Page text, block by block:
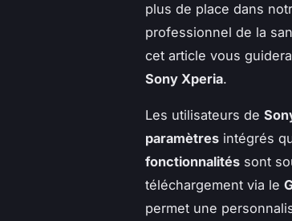
plus de place dans
professionnel de la
cet article vous
Sony Xperia.
Les utilisateurs de
paramètres intégrés
fonctionnalités sont
téléchargement via le
permet une